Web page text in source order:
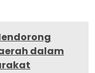
dalam